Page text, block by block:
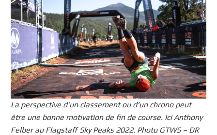
La perspective d’un classement ou d’un chrono peut
être une bonne motivation de fin de course. Ici Anthony
Felber au Flagstaff Sky Peaks 2022. Photo GTWS – DR